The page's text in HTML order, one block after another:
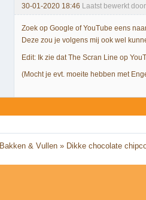
30-01-2020 18:46 Laatst bewerkt
Zoek op Google of YouTube eens
Deze zou je volgens mij ook wel
Edit: Ik zie dat The Scran Line op
(Mocht je evt. moeite hebben met
Bakken & Vullen » Dikke chocolate